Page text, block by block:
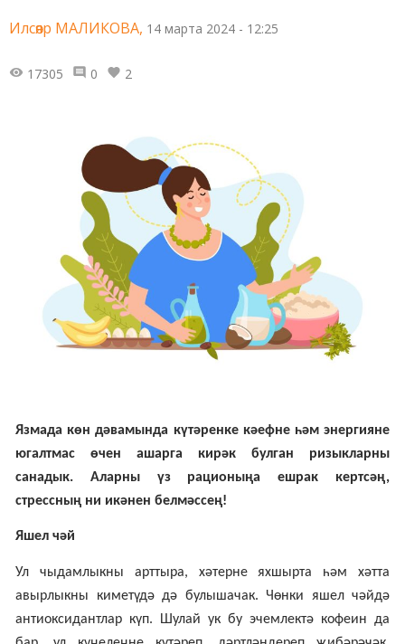
Илсөяр МАЛИКОВА, 14 марта 2024 - 12:25
17305 0 2
Язмада көн дәвамында күтәренке кәефне һәм энергияне
югалтмас өчен ашарга кирәк булган ризыкларны
санадык. Аларны үзрационыңа ешрак кертсәң,
стрессның ни икәнен белмәссең!
Яшел чәй
Ул чыдамлыкны арттыра, хәтерне яхшырта һәм хәтта
авырлыкны киметүдә дә булышачак. Чөнки яшел чәйдә
антиоксидантлар күп. Шулай ук бу эчемлектә кофеин да